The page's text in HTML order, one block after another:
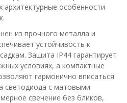
архитектурные особенности
из прочного металла и
устойчивость к
Защита IP44 гарантирует
условиях, а компактные
гармонично вписаться
светодиода с матовыми
свечение без бликов,